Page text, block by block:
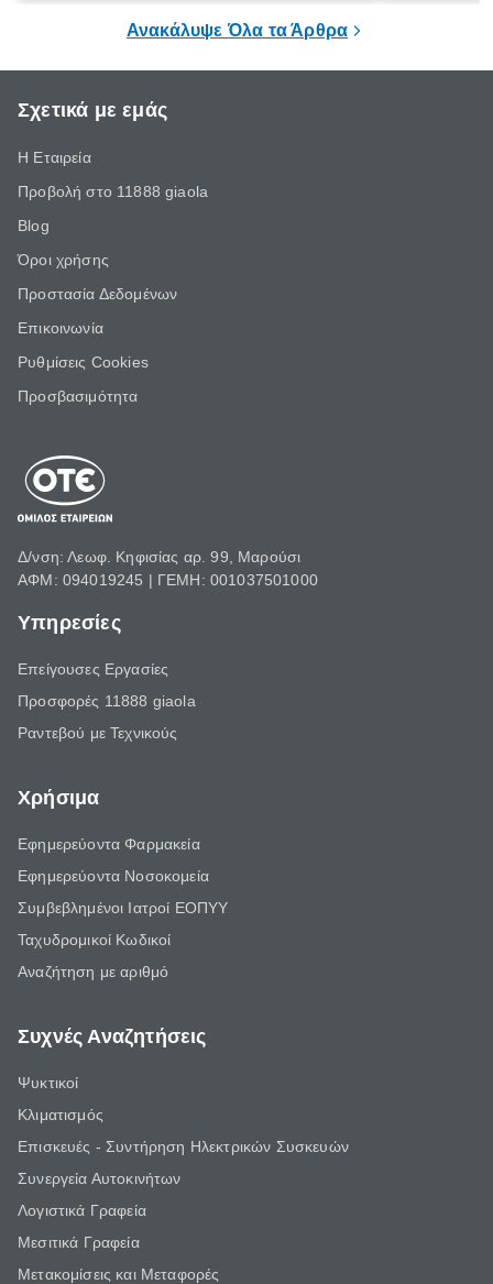
Ανακάλυψε Όλα τα Άρθρα
Σχετικά με εμάς
Η Εταιρεία
Προβολή στο 11888 giaola
Blog
Όροι χρήσης
Προστασία Δεδομένων
Επικοινωνία
Ρυθμίσεις Cookies
Προσβασιμότητα
Δ/νση: Λεωφ. Κηφισίας αρ. 99, Μαρούσι
ΑΦΜ: 094019245 | ΓΕΜΗ: 001037501000
Υπηρεσίες
Επείγουσες Εργασίες
Προσφορές 11888 giaola
Ραντεβού με Τεχνικούς
Χρήσιμα
Εφημερεύοντα Φαρμακεία
Εφημερεύοντα Νοσοκομεία
Συμβεβλημένοι Ιατροί ΕΟΠΥΥ
Ταχυδρομικοί Κωδικοί
Αναζήτηση με αριθμό
Συχνές Αναζητήσεις
Ψυκτικοί
Κλιματισμός
Επισκευές - Συντήρηση Ηλεκτρικών Συσκευών
Συνεργεία Αυτοκινήτων
Λογιστικά Γραφεία
Μεσιτικά Γραφεία
Μετακομίσεις και Μεταφορές